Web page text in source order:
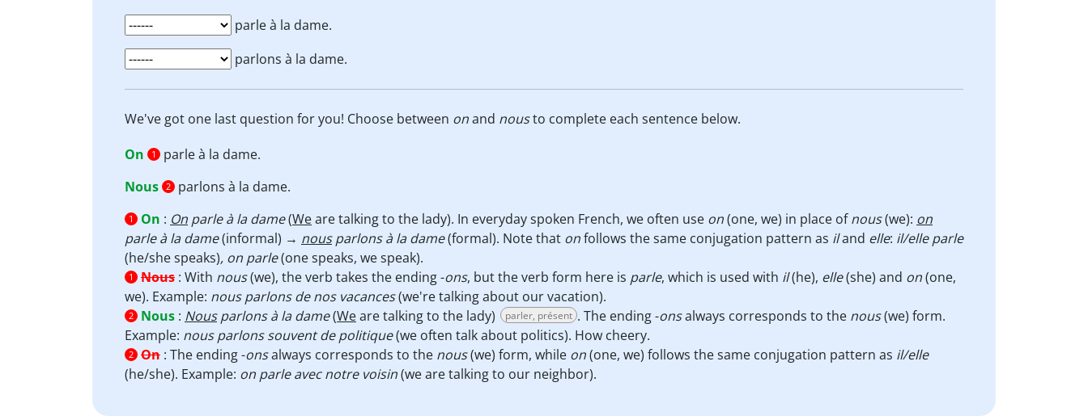
parle à la dame.
parlons à la dame.
We've got one last question for you! Choose between onand nousto complete each sentence below.
On
1
parle à la dame.
Nous 2 parlons à la dame.
1 On : On parle à la dame(Weare talking to the lady). In everyday spoken French, we often use on(one, we) in place ofnous(we): on
parle à la dame(informal) → nousparlons à la dame(formal). Note that onfollows the same conjugation pattern as iland elle: il/elle parle
(he/she speaks), on parle(one speaks, we speak).
1 Nous : With nous(we), the verb takes the ending -ons, but the verb form here is parle, which is used with il(he), elle(she) and on(one,
we). Example: nous parlons de nos vacances(we're talking about our vacation).
2 Nous : Nousparlons à la dame(Weare talking to the lady) parler, présent . The ending -onsalways corresponds to the nous(we) form.
Example: nous parlons souvent de politique(we often talk about politics). How cheery.
2 On : The ending -onsalways corresponds to the nous(we) form, while on(one, we) follows the same conjugation pattern as il/elle
(he/she). Example: on parle avec notre voisin(we are talking to our neighbor).